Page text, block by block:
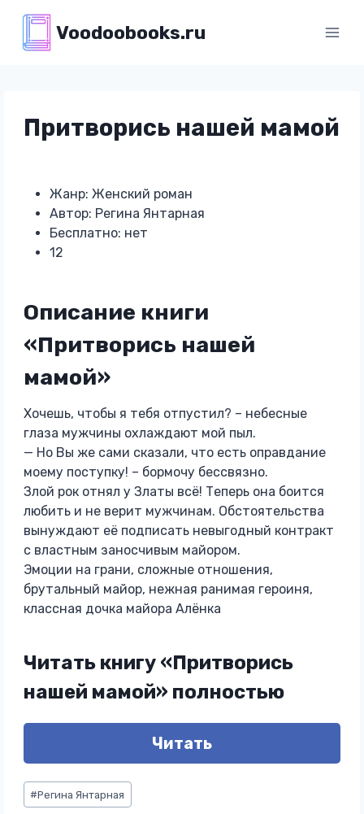
содержимому
Voodoobooks.ru
Притворись нашей мамой
Жанр: Женский роман
Автор: Регина Янтарная
Бесплатно: нет
12
Описание книги
«Притворись нашей
мамой»
Хочешь, чтобы я тебя отпустил? – небесные
глаза мужчины охлаждают мой пыл.
— Но Вы же сами сказали, что есть оправдание
моему поступку! – бормочу бессвязно.
Злой рок отнял у Златы всё! Теперь она боится
любить и не верит мужчинам. Обстоятельства
вынуждают её подписать невыгодный контракт
с властным заносчивым майором.
Эмоции на грани, сложные отношения,
брутальный майор, нежная ранимая героиня,
классная дочка майора Алёнка
Читать книгу «Притворись
нашей мамой» полностью
Читать
Метки
записи:
#Регина Янтарная